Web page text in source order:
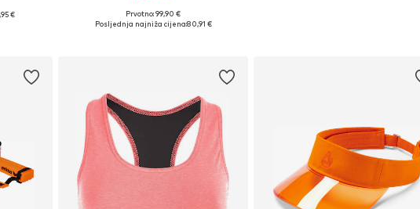
€ Dostupne veličine: XS, S, M, L, XL
Prvotno: 99,90 €
Posljednja najniža cijena:80,91 €